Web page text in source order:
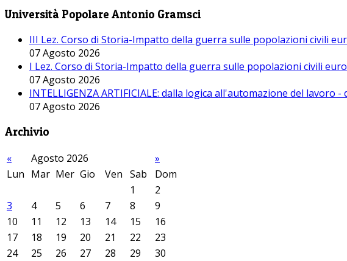
Università Popolare Antonio Gramsci
III Lez. Corso di Storia-Impatto della guerra sulle popolazioni civili
07 Agosto 2026
I Lez. Corso di Storia-Impatto della guerra sulle popolazioni civili
07 Agosto 2026
INTELLIGENZA ARTIFICIALE: dalla logica all'automazione del lavoro
07 Agosto 2026
Archivio
« Agosto 2026
»
Lun Mar Mer Gio Ven Sab
Dom
1
2
3
4 5 6 7 8
9
10
11 12 13 14 15
16
17
18 19 20 21 22
23
24
25 26 27 28 29
30